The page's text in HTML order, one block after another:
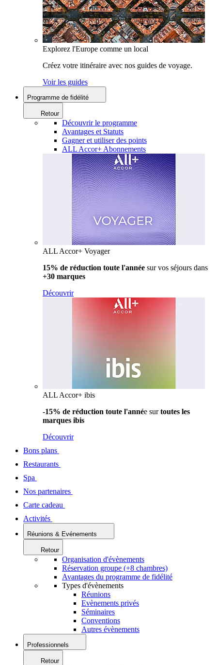
Explorez l'Europe comme un local
Créez votre itinéraire avec nos guides de voyage.
Voir les guides
Programme de fidélité
Retour
Découvrir le programme
Avantages et Statuts
Gagner et utiliser des points
ALL Accor+ Abonnements
ALL Accor+ Voyager
15% de réduction toute l'année sur vos séjours dans
+30 marques
Découvrir
ALL Accor+ ibis
-15% de réduction toute l'année surtoutes les
marques ibis
Découvrir
Bons plans
Restaurants
Spa
Nos partenaires
Carte cadeau
Activités
Réunions & Evénements
Retour
Organisation d'évènements
Réservation groupe (+8 chambres)
Avantages du programme de fidélité
Types d'évènements
Réunions
Evènements privés
Séminaires
Conventions
Autres évènements
Professionnels
Retour